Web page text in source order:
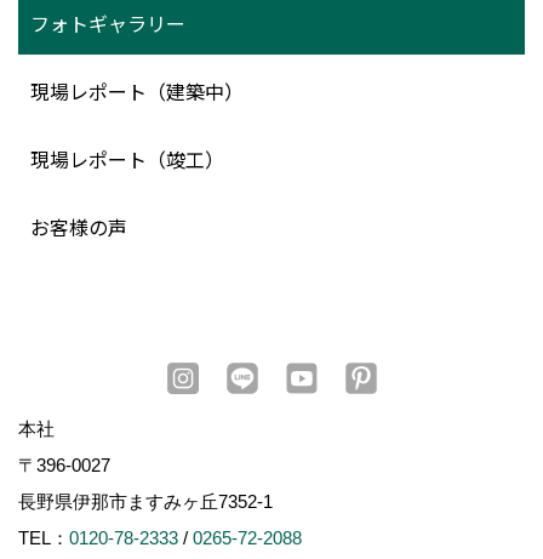
フォトギャラリー
現場レポート（建築中）
現場レポート（竣工）
お客様の声
本社
〒396-0027
長野県伊那市ますみヶ丘7352-1
TEL： 0120-78-2333 / 0265-72-2088